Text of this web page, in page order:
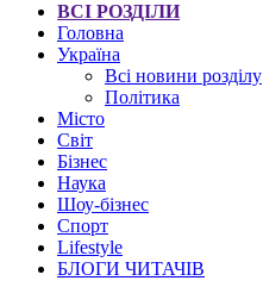
ВСІ РОЗДІЛИ
Головна
Україна
Всі новини розділу
Політика
Місто
Світ
Бізнес
Наука
Шоу-бізнес
Спорт
Lifestyle
БЛОГИ ЧИТАЧІВ